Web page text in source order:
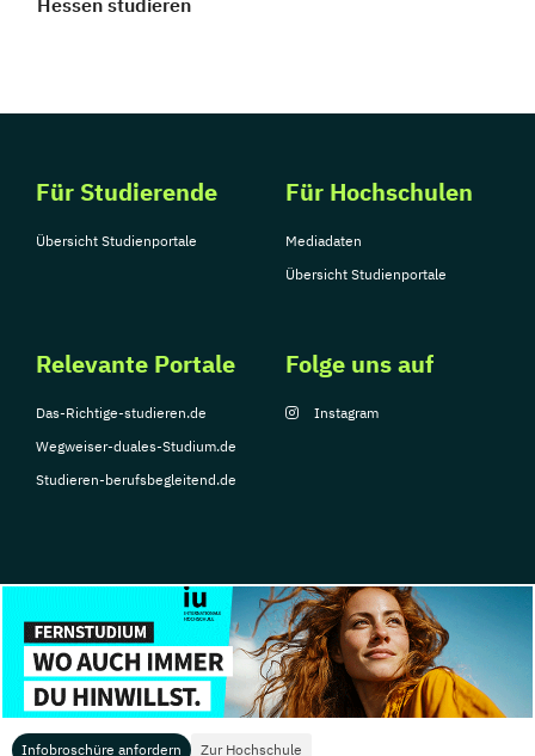
Infobroschüre anfordern Zur Hochschule
Hessen studieren
Für Studierende
Übersicht Studienportale
Für Hochschulen
Mediadaten
Übersicht Studienportale
Relevante Portale
Das-Richtige-studieren.de
Wegweiser-duales-Studium.de
Studieren-berufsbegleitend.de
Folge uns auf
Instagram
© Copyright 2026, TarGroup Media GmbH
Impressum
Datenschutzerklärung Nutzungsbedingungen